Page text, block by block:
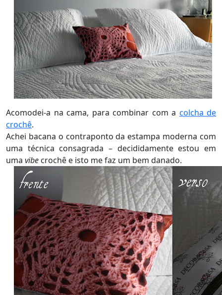
Acomodei-a na cama, para combinar com a colcha de
crochê.
Achei bacana o contraponto da estampa moderna com
uma técnica consagrada – decididamente estou em
uma vibe crochê e isto me faz um bem danado.